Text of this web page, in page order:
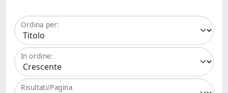
Ordina per:
In ordine:
Risultati/Pagina